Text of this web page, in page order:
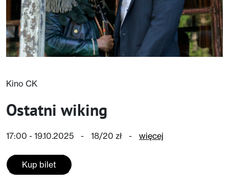
Kino CK
Ostatni wiking
17:00 - 19.10.2025 - 18/20 zł - więcej
Kup bilet